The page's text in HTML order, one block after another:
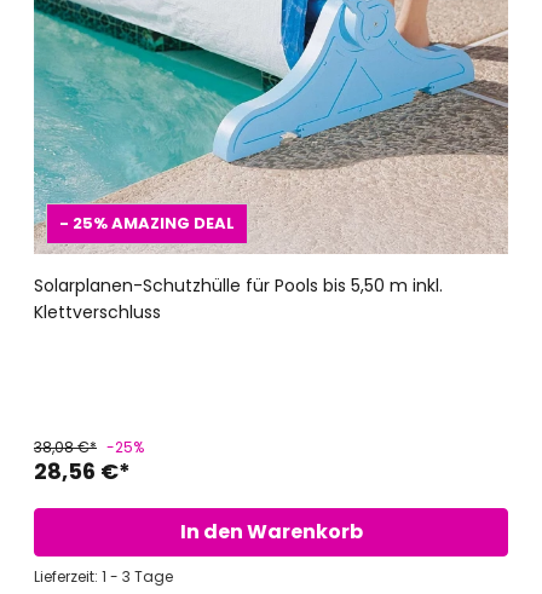
- 25%AMAZING DEAL
Solarplanen-Schutzhülle für Pools bis 5,50 m inkl.
Klettverschluss
28,56 €*
38,08 €* -25%
In den Warenkorb
Lieferzeit: 1 - 3 Tage